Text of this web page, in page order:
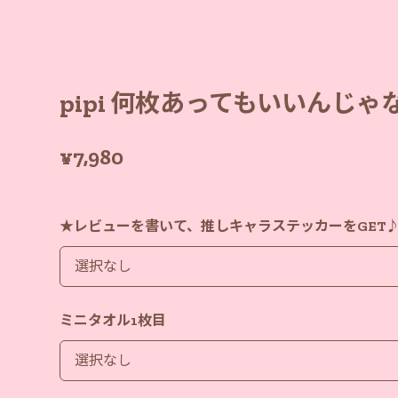
pipi 何枚あってもいいんじゃ
¥7,980
★レビューを書いて、推しキャラステッカーを
ミニタオル1枚目